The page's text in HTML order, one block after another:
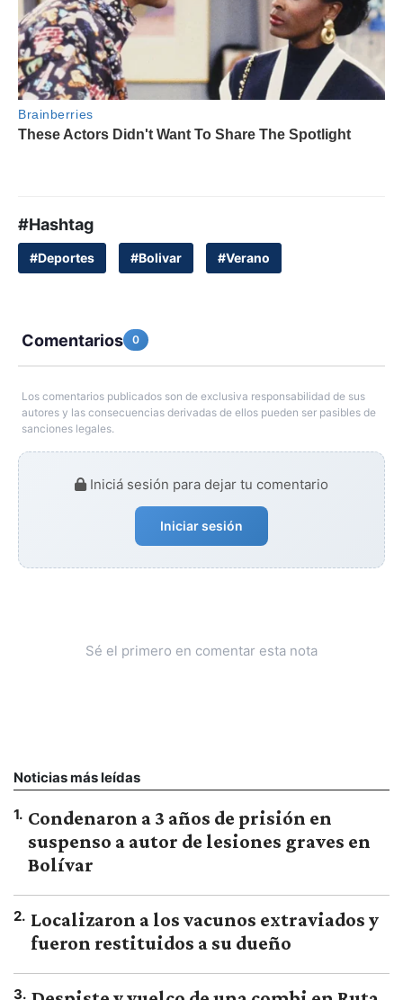
#Hashtag
#Deportes #Bolivar #Verano
Comentarios 0
Los comentarios publicados son de exclusiva responsabilidad de sus
autores y las consecuencias derivadas de ellos pueden ser pasibles de
sanciones legales.
Iniciá sesión para dejar tu comentario
Iniciar sesión
Sé el primero en comentar esta nota
Noticias más leídas
1. Condenaron a 3 años de prisión en
suspenso a autor de lesiones graves en
Bolívar
2. Localizaron a los vacunos extraviados y
fueron restituidos a su dueño
3.